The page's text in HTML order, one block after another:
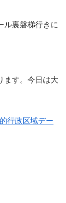
ル裏磐梯行きに
ます。今日は大
行政区域デー